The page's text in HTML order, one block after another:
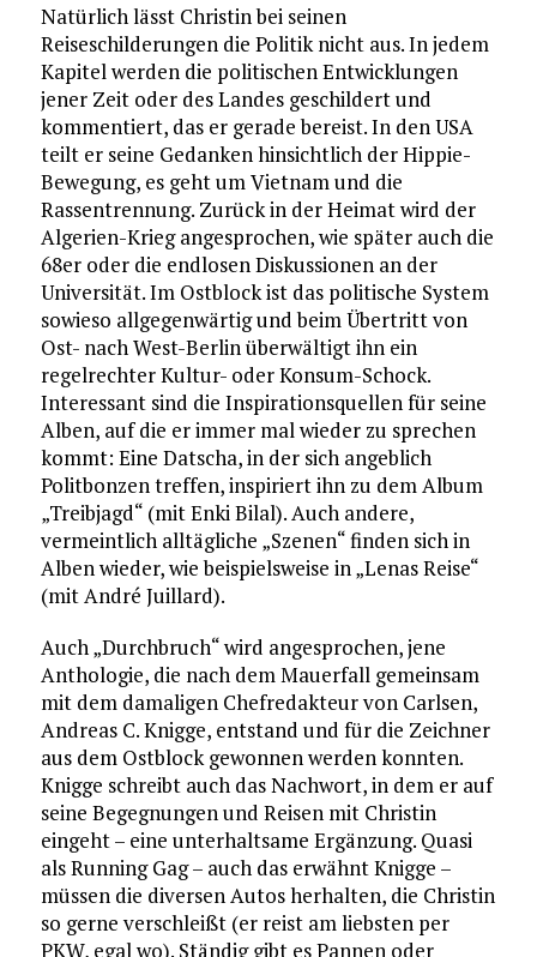
Natürlich lässt Christin bei seinen
Reiseschilderungen die Politik nicht aus. In jedem
Kapitel werden die politischen Entwicklungen
jener Zeit oder des Landes geschildert und
kommentiert, das er gerade bereist. In den USA
teilt er seine Gedanken hinsichtlich der Hippie-
Bewegung, es geht um Vietnam und die
Rassentrennung. Zurück in der Heimat wird der
Algerien-Krieg angesprochen, wie später auch die
68er oder die endlosen Diskussionen an der
Universität. Im Ostblock ist das politische System
sowieso allgegenwärtig und beim Übertritt von
Ost- nach West-Berlin überwältigt ihn ein
regelrechter Kultur- oder Konsum-Schock.
Interessant sind die Inspirationsquellen für seine
Alben, auf die er immer mal wieder zu sprechen
kommt: Eine Datscha, in der sich angeblich
Politbonzen treffen, inspiriert ihn zu dem Album
„Treibjagd“ (mit Enki Bilal). Auch andere,
vermeintlich alltägliche „Szenen“ finden sich in
Alben wieder, wie beispielsweise in „Lenas Reise“
(mit André Juillard).
Auch „Durchbruch“ wird angesprochen, jene
Anthologie, die nach dem Mauerfall gemeinsam
mit dem damaligen Chefredakteur von Carlsen,
Andreas C. Knigge, entstand und für die Zeichner
aus dem Ostblock gewonnen werden konnten.
Knigge schreibt auch das Nachwort, in dem er auf
seine Begegnungen und Reisen mit Christin
eingeht – eine unterhaltsame Ergänzung. Quasi
als Running Gag – auch das erwähnt Knigge –
müssen die diversen Autos herhalten, die Christin
so gerne verschleißt (er reist am liebsten per
PKW, egal wo). Ständig gibt es Pannen oder